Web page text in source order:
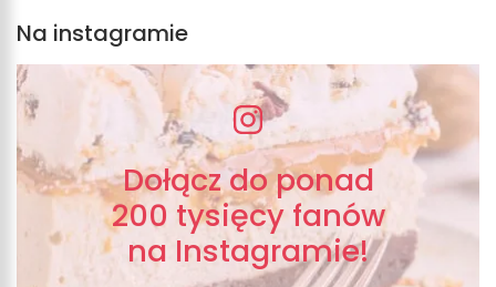
Na instagramie
Dołącz do ponad
200 tysięcy fanów
na Instagramie!